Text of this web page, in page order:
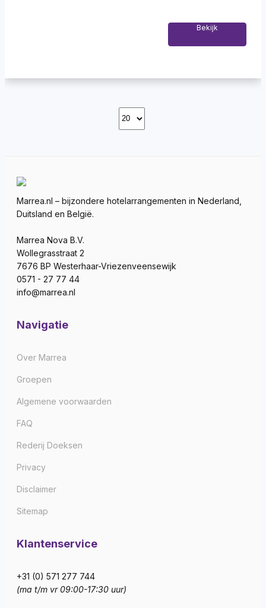
Bekijk
Marrea.nl – bijzondere hotelarrangementen in Nederland,
Duitsland en België.
Marrea Nova B.V.
Wollegrasstraat 2
7676 BP Westerhaar-Vriezenveensewijk
0571 - 27 77 44
info@marrea.nl
Navigatie
Over Marrea
Groepen
Algemene voorwaarden
FAQ
Rederij Doeksen
Privacy
Disclaimer
Sitemap
Klantenservice
+31 (0) 571 277 744
(ma t/m vr 09:00-17:30 uur)